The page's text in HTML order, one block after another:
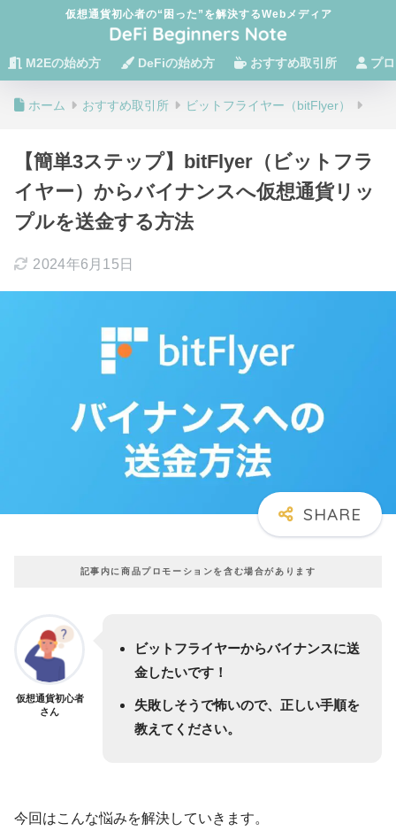
仮想通貨初心者の“困った”を解決するWebメディア
M2Eの始め方 DeFiの始め方 おすすめ取引所 プ
ホーム おすすめ取引所 ビットフライヤー（bitFlyer）
【簡単3ステップ】bitFlyer（ビットフラ
イヤー）からバイナンスへ仮想通貨リッ
プルを送金する方法
2024年6月15日
記事内に商品プロモーションを含む場合があります
仮想通貨初心者
さん
ビットフライヤーからバイナンスに送
金したいです！
失敗しそうで怖いので、正しい手順を
教えてください。
今回はこんな悩みを解決していきます。